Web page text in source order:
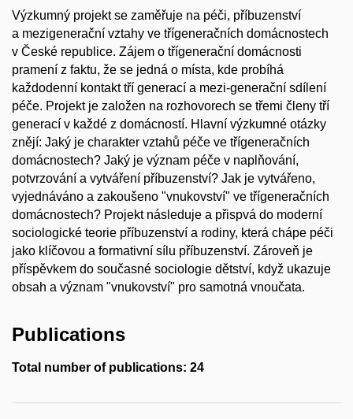
Výzkumný projekt se zaměřuje na péči, příbuzenství
a mezigenerační vztahy ve třígeneračních domácnostech
v České republice. Zájem o třígenerační domácnosti
pramení z faktu, že se jedná o místa, kde probíhá
každodenní kontakt tří generací a mezi-generační sdílení
péče. Projekt je založen na rozhovorech se třemi členy tří
generací v každé z domácností. Hlavní výzkumné otázky
znějí: Jaký je charakter vztahů péče ve třígeneračních
domácnostech? Jaký je význam péče v naplňování,
potvrzování a vytváření příbuzenství? Jak je vytvářeno,
vyjednáváno a zakoušeno "vnukovství" ve třígeneračních
domácnostech? Projekt následuje a přispvá do moderní
sociologické teorie příbuzenství a rodiny, která chápe péči
jako klíčovou a formativní sílu příbuzenství. Zároveň je
příspěvkem do současné sociologie dětství, když ukazuje
obsah a význam "vnukovství" pro samotná vnoučata.
Publications
Total number of publications: 24